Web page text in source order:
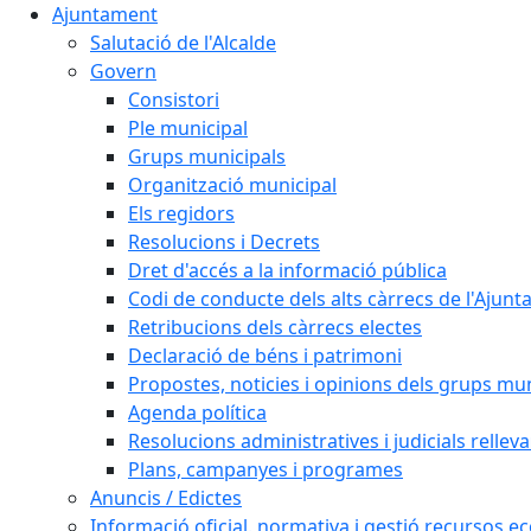
Ajuntament
Salutació de l'Alcalde
Govern
Consistori
Ple municipal
Grups municipals
Organització municipal
Els regidors
Resolucions i Decrets
Dret d'accés a la informació pública
Codi de conducte dels alts càrrecs de
Retribucions dels càrrecs electes
Declaració de béns i patrimoni
Propostes, noticies i opinions dels grups
Agenda política
Resolucions administratives i judicials
Plans, campanyes i programes
Anuncis / Edictes